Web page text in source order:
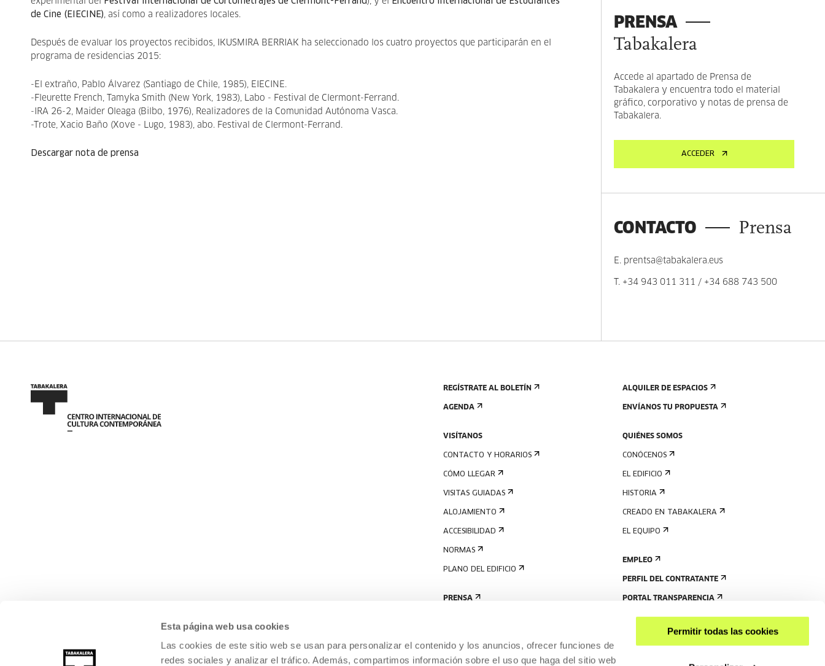
Esta página web usa cookies
Las cookies de este sitio web se usan para personalizar el contenido y los anuncios, ofrecer funciones de
redes sociales y analizar el tráfico. Además, compartimos información sobre el uso que haga del sitio web
Permitir todas las cookies
de Cine (EIECINE), así como a realizadores locales.
Después de evaluar los proyectos recibidos, IKUSMIRA BERRIAK ha seleccionado los cuatro proyectos que participarán en el
programa de residencias 2015:
-El extraño, Pablo Álvarez (Santiago de Chile, 1985), EIECINE.
-Fleurette French, Tamyka Smith (New York, 1983), Labo - Festival de Clermont-Ferrand.
-IRA 26-2, Maider Oleaga (Bilbo, 1976), Realizadores de la Comunidad Autónoma Vasca.
-Trote, Xacio Baño (Xove - Lugo, 1983), abo. Festival de Clermont-Ferrand.
Descargar nota de prensa
PRENSA
Tabakalera
Accede al apartado de Prensa de
Tabakalera y encuentra todo el material
gráfico, corporativo y notas de prensa de
Tabakalera.
ACCEDER
CONTACTO Prensa
E. prentsa@tabakalera.eus
T. +34 943 011 311 / +34 688 743 500
REGÍSTRATE AL BOLETÍN
AGENDA
VISÍTANOS
CONTACTO Y HORARIOS
CÓMO LLEGAR
VISITAS GUIADAS
ALOJAMIENTO
ACCESIBILIDAD
NORMAS
PLANO DEL EDIFICIO
PRENSA
ALQUILER DE ESPACIOS
ENVÍANOS TU PROPUESTA
QUIÉNES SOMOS
CONÓCENOS
EL EDIFICIO
HISTORIA
CREADO EN TABAKALERA
EL EQUIPO
EMPLEO
PERFIL DEL CONTRATANTE
PORTAL TRANSPARENCIA